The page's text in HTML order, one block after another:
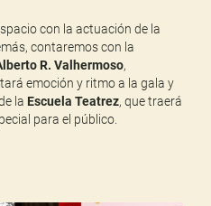
con la actuación de la
contaremos con la
R. Valhermoso,
emoción y ritmo a la gala y
laEscuela Teatrez, que traerá
para el público.